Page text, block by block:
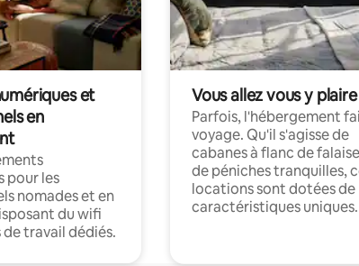
et
en
pour les
nomades et en
du wifi
travail dédiés.
Vous allez vous y plaire
Parfois, l'hébergement
voyage. Qu'il s'agisse de
cabanes à flanc de
de péniches tranquilles,
locations sont dotées de
caractéristiques uniques.